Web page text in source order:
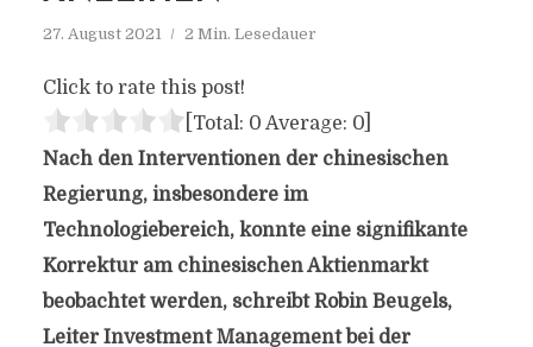
27. August 2021 2 Min. Lesedauer
Click to rate this post!
[Total: 0 Average: 0]
Nach den Interventionen der chinesischen
Regierung, insbesondere im
Technologiebereich, konnte eine signifikante
Korrektur am chinesischen Aktienmarkt
beobachtet werden, schreibt Robin Beugels,
Leiter Investment Management bei der